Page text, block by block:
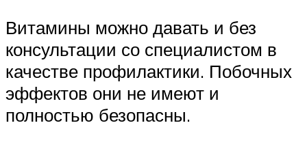
Витамины можно давать и без
консультации со специалистом в
качестве профилактики. Побочных
эффектов они не имеют и
полностью безопасны.